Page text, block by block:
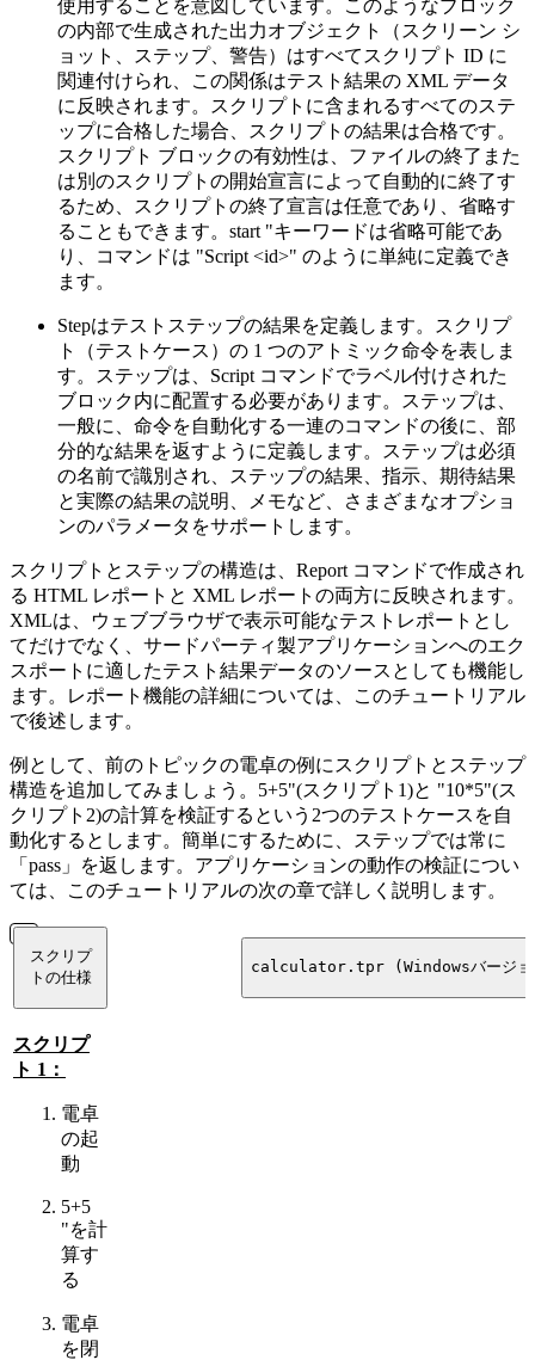
使用することを意図しています。このようなブロック
の内部で生成された出力オブジェクト（スクリーン シ
ョット、ステップ、警告）はすべてスクリプト ID に
関連付けられ、この関係はテスト結果の XML データ
に反映されます。スクリプトに含まれるすべてのステ
ップに合格した場合、スクリプトの結果は合格です。
スクリプト ブロックの有効性は、ファイルの終了また
は別のスクリプトの開始宣言によって自動的に終了す
るため、スクリプトの終了宣言は任意であり、省略す
ることもできます。start "キーワードは省略可能であ
り、コマンドは "Script <id>" のように単純に定義でき
ます。
Stepはテストステップの結果を定義します。スクリプ
ト（テストケース）の 1 つのアトミック命令を表しま
す。ステップは、Script コマンドでラベル付けされた
ブロック内に配置する必要があります。ステップは、
一般に、命令を自動化する一連のコマンドの後に、部
分的な結果を返すように定義します。ステップは必須
の名前で識別され、ステップの結果、指示、期待結果
と実際の結果の説明、メモなど、さまざまなオプショ
ンのパラメータをサポートします。
スクリプトとステップの構造は、Report コマンドで作成され
る HTML レポートと XML レポートの両方に反映されます。
XMLは、ウェブブラウザで表示可能なテストレポートとし
てだけでなく、サードパーティ製アプリケーションへのエク
スポートに適したテスト結果データのソースとしても機能し
ます。レポート機能の詳細については、このチュートリアル
で後述します。
例として、前のトピックの電卓の例にスクリプトとステップ
構造を追加してみましょう。5+5"(スクリプト1)と "10*5"(ス
クリプト2)の計算を検証するという2つのテストケースを自
動化するとします。簡単にするために、ステップでは常に
「pass」を返します。アプリケーションの動作の検証につい
ては、このチュートリアルの次の章で詳しく説明します。
スクリプ
トの仕様
calculator.tpr (Windowsバージョ
スクリプ
ト 1：
電卓
の起
動
5+5
"を計
算す
る
電卓
を閉